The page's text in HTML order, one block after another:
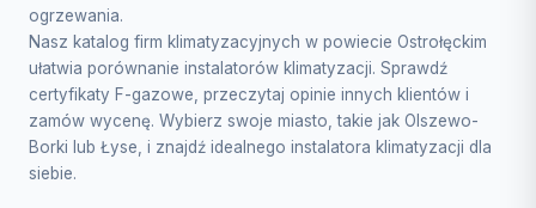
ogrzewania.
Nasz katalog firm klimatyzacyjnych w powiecie Ostrołęckim
ułatwia porównanie instalatorów klimatyzacji. Sprawdź
certyfikaty F-gazowe, przeczytaj opinie innych klientów i
zamów wycenę. Wybierz swoje miasto, takie jak Olszewo-
Borki lub Łyse, i znajdź idealnego instalatora klimatyzacji dla
siebie.